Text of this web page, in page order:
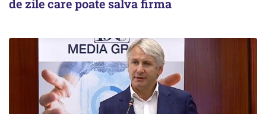
de zile care poate salva firma